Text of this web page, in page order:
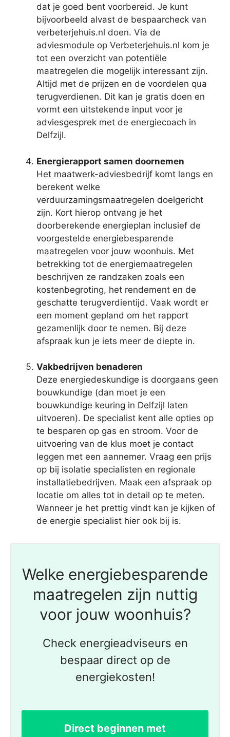
dat je goed bent voorbereid. Je kunt
bijvoorbeeld alvast de bespaarcheck van
verbeterjehuis.nl doen. Via de
adviesmodule op Verbeterjehuis.nl kom je
tot een overzicht van potentiële
maatregelen die mogelijk interessant zijn.
Altijd met de prijzen en de voordelen qua
terugverdienen. Dit kan je gratis doen en
vormt een uitstekende input voor je
adviesgesprek met de energiecoach in
Delfzijl.
Energierapport samen doornemen
Het maatwerk-adviesbedrijf komt langs en
berekent welke
verduurzamingsmaatregelen doelgericht
zijn. Kort hierop ontvang je het
doorberekende energieplan inclusief de
voorgestelde energiebesparende
maatregelen voor jouw woonhuis. Met
betrekking tot de energiemaatregelen
beschrijven ze randzaken zoals een
kostenbegroting, het rendement en de
geschatte terugverdientijd. Vaak wordt er
een moment gepland om het rapport
gezamenlijk door te nemen. Bij deze
afspraak kun je iets meer de diepte in.
Vakbedrijven benaderen
Deze energiedeskundige is doorgaans geen
bouwkundige (dan moet je een
bouwkundige keuring in Delfzijl laten
uitvoeren). De specialist kent alle opties op
te besparen op gas en stroom. Voor de
uitvoering van de klus moet je contact
leggen met een aannemer. Vraag een prijs
op bij isolatie specialisten en regionale
installatiebedrijven. Maak een afspraak op
locatie om alles tot in detail op te meten.
Wanneer je het prettig vindt kan je kijken of
de energie specialist hier ook bij is.
Welke energiebesparende
maatregelen zijn nuttig
voor jouw woonhuis?
Check energieadviseurs en
bespaar direct op de
energiekosten!
Direct beginnen met